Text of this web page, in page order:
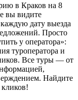
в Краков на 8
вы видите
дату выезда
Просто
у оператора»:
туроператора и
Все туры — от
Найдите